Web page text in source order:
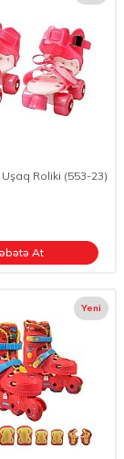
Roliki (553-23)
At
Yeni